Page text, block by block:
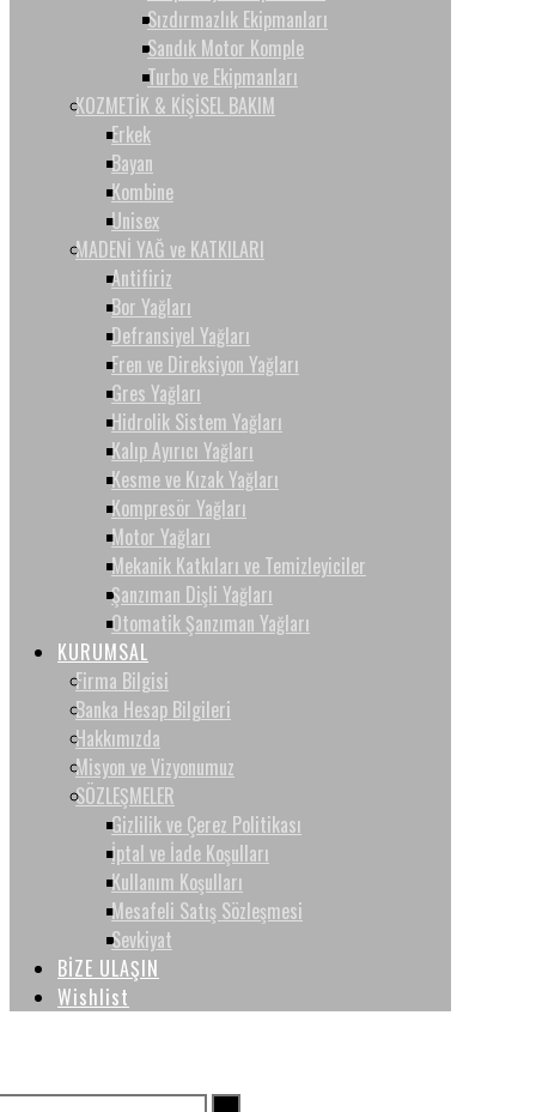
Sızdırmazlık Ekipmanları
Sandık Motor Komple
Turbo ve Ekipmanları
KOZMETİK & KİŞİSEL BAKIM
Erkek
Bayan
Kombine
Unisex
MADENİ YAĞ ve KATKILARI
Antifiriz
Bor Yağları
Defransiyel Yağları
Fren ve Direksiyon Yağları
Gres Yağları
Hidrolik Sistem Yağları
Kalıp Ayırıcı Yağları
Kesme ve Kızak Yağları
Kompresör Yağları
Motor Yağları
Mekanik Katkıları ve Temizleyiciler
Şanzıman Dişli Yağları
Otomatik Şanzıman Yağları
KURUMSAL
Firma Bilgisi
Banka Hesap Bilgileri
Hakkımızda
Misyon ve Vizyonumuz
SÖZLEŞMELER
Gizlilik ve Çerez Politikası
İptal ve İade Koşulları
Kullanım Koşulları
Mesafeli Satış Sözleşmesi
Sevkiyat
BİZE ULAŞIN
Wishlist